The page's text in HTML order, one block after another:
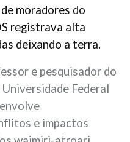
moradores do
registrava alta
deixando a terra.
e pesquisador do
Federal
e impactos